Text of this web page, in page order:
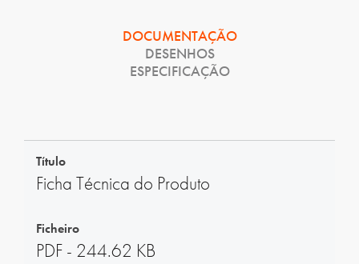
DOCUMENTAÇÃO
DESENHOS
ESPECIFICAÇÃO
Título
Ficha Técnica do Produto
Ficheiro
PDF - 244.62 KB